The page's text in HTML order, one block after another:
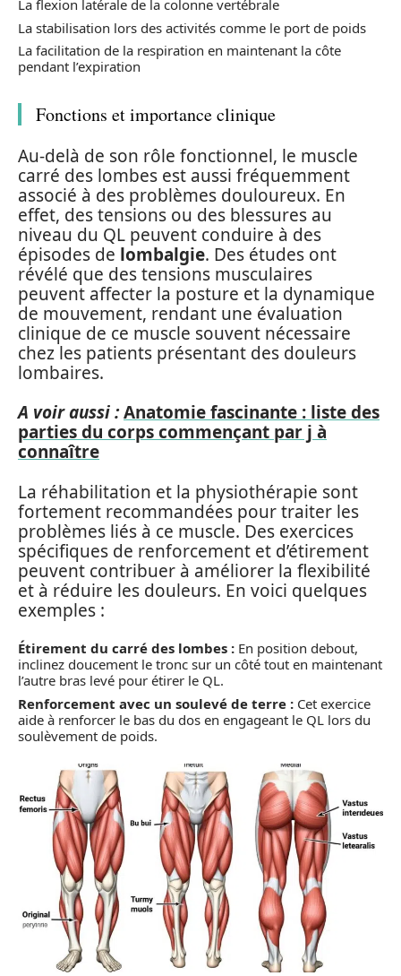
La flexion latérale de la colonne vertébrale
La stabilisation lors des activités comme le port de poids
La facilitation de la respiration en maintenant la côte
pendant l’expiration
Fonctions et importance clinique
Au-delà de son rôle fonctionnel, le muscle
carré des lombes est aussi fréquemment
associé à des problèmes douloureux. En
effet, des tensions ou des blessures au
niveau du QL peuvent conduire à des
épisodes de lombalgie. Des études ont
révélé que des tensions musculaires
peuvent affecter la posture et la dynamique
de mouvement, rendant une évaluation
clinique de ce muscle souvent nécessaire
chez les patients présentant des douleurs
lombaires.
A voir aussi :Anatomie fascinante : liste des
parties du corps commençant par j à
connaître
La réhabilitation et la physiothérapie sont
fortement recommandées pour traiter les
problèmes liés à ce muscle. Des exercices
spécifiques de renforcement et d’étirement
peuvent contribuer à améliorer la flexibilité
et à réduire les douleurs. En voici quelques
exemples :
Étirement du carré des lombes : En position debout,
inclinez doucement le tronc sur un côté tout en maintenant
l’autre bras levé pour étirer le QL.
Renforcement avec un soulevé de terre : Cet exercice
aide à renforcer le bas du dos en engageant le QL lors du
soulèvement de poids.